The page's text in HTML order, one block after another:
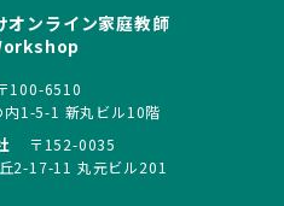
オンライン家庭教師
100-6510
内1-5-1 新丸ビル10階
〒152-0035
2-17-11 丸元ビル201